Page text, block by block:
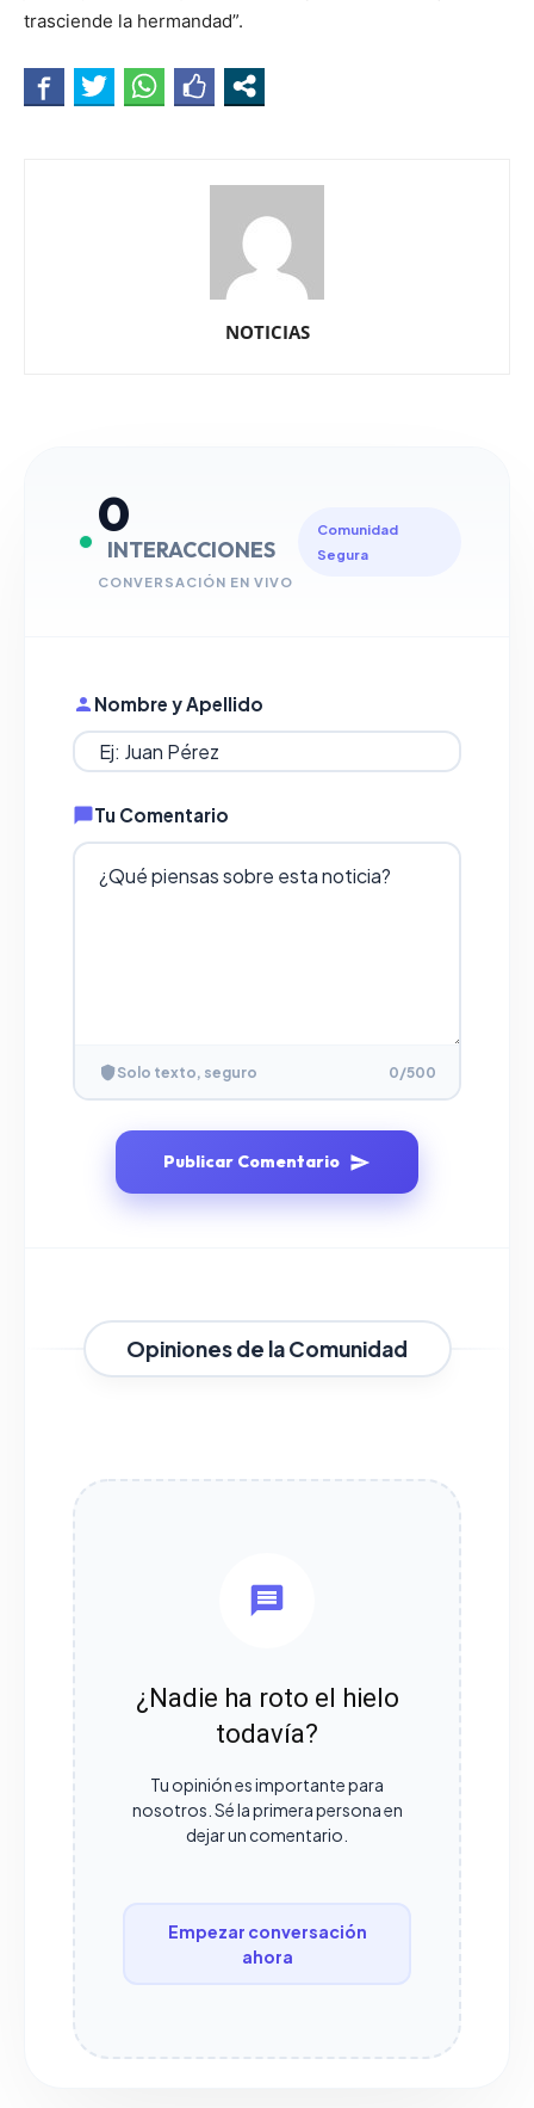
trasciende la hermandad”.
NOTICIAS
0
INTERACCIONES
CONVERSACIÓN EN VIVO
Comunidad
Segura
Nombre y Apellido
Tu Comentario
Solo texto, seguro 0/500
Publicar Comentario
Opiniones de la Comunidad
¿Nadie ha roto el hielo
todavía?
Tu opinión es importante para
nosotros. Sé la primera persona en
dejar un comentario.
Empezar conversación
ahora